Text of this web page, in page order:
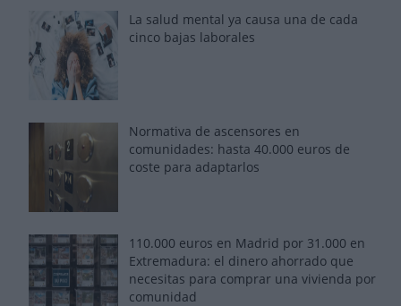
La salud mental ya causa una de cada
cinco bajas laborales
Normativa de ascensores en
comunidades: hasta 40.000 euros de
coste para adaptarlos
110.000 euros en Madrid por 31.000 en
Extremadura: el dinero ahorrado que
necesitas para comprar una vivienda por
comunidad